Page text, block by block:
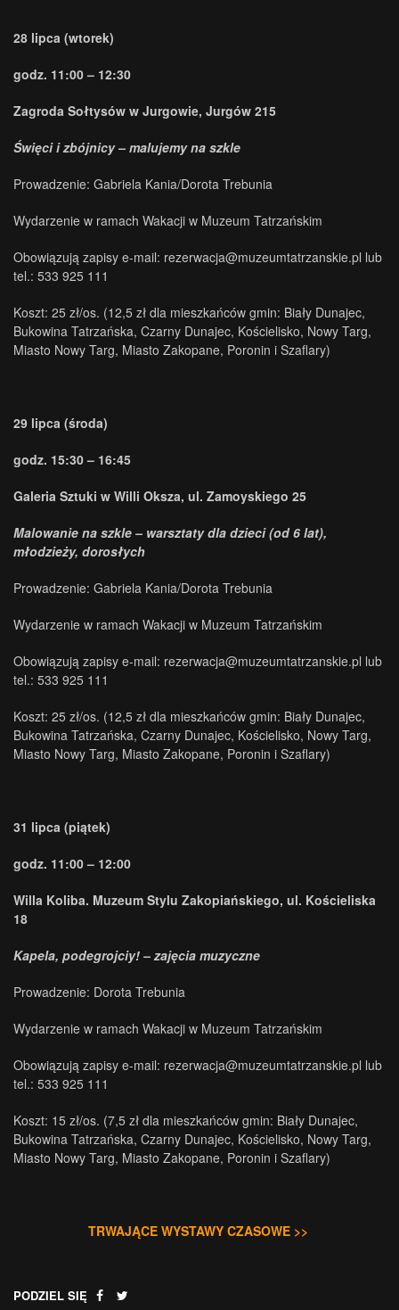
28 lipca (wtorek)
godz. 11:00 – 12:30
Zagroda Sołtysów w Jurgowie, Jurgów 215
Święci i zbójnicy – malujemy na szkle
Prowadzenie: Gabriela Kania/Dorota Trebunia
Wydarzenie w ramach Wakacji w Muzeum Tatrzańskim
Obowiązują zapisy e-mail: rezerwacja@muzeumtatrzanskie.pl lub
tel.: 533 925 111
Koszt: 25 zł/os. (12,5 zł dla mieszkańców gmin: Biały Dunajec,
Bukowina Tatrzańska, Czarny Dunajec, Kościelisko, Nowy Targ,
Miasto Nowy Targ, Miasto Zakopane, Poronin i Szaflary)
29 lipca (środa)
godz. 15:30 – 16:45
Galeria Sztuki w Willi Oksza, ul. Zamoyskiego 25
Malowanie na szkle – warsztaty dla dzieci (od 6 lat),
młodzieży, dorosłych
Prowadzenie: Gabriela Kania/Dorota Trebunia
Wydarzenie w ramach Wakacji w Muzeum Tatrzańskim
Obowiązują zapisy e-mail: rezerwacja@muzeumtatrzanskie.pl lub
tel.: 533 925 111
Koszt: 25 zł/os. (12,5 zł dla mieszkańców gmin: Biały Dunajec,
Bukowina Tatrzańska, Czarny Dunajec, Kościelisko, Nowy Targ,
Miasto Nowy Targ, Miasto Zakopane, Poronin i Szaflary)
31 lipca (piątek)
godz. 11:00 – 12:00
Willa Koliba. Muzeum Stylu Zakopiańskiego, ul. Kościeliska
18
Kapela, podegrojciy! – zajęcia muzyczne
Prowadzenie: Dorota Trebunia
Wydarzenie w ramach Wakacji w Muzeum Tatrzańskim
Obowiązują zapisy e-mail: rezerwacja@muzeumtatrzanskie.pl lub
tel.: 533 925 111
Koszt: 15 zł/os. (7,5 zł dla mieszkańców gmin: Biały Dunajec,
Bukowina Tatrzańska, Czarny Dunajec, Kościelisko, Nowy Targ,
Miasto Nowy Targ, Miasto Zakopane, Poronin i Szaflary)
TRWAJĄCE WYSTAWY CZASOWE >>
PODZIEL SIĘ